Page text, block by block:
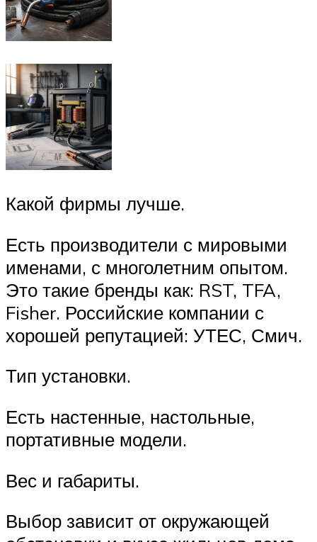
Какой фирмы лучше.
Есть производители с мировыми
именами, с многолетним опытом.
Это такие бренды как: RST, TFA,
Fisher. Российские компании с
хорошей репутацией: УТЕС, Смич.
Тип установки.
Есть настенные, настольные,
портативные модели.
Вес и габариты.
Выбор зависит от окружающей